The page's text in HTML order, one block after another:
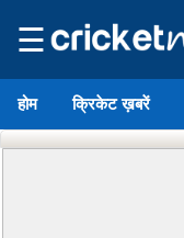
☰
होम क्रिकेट ख़बरें